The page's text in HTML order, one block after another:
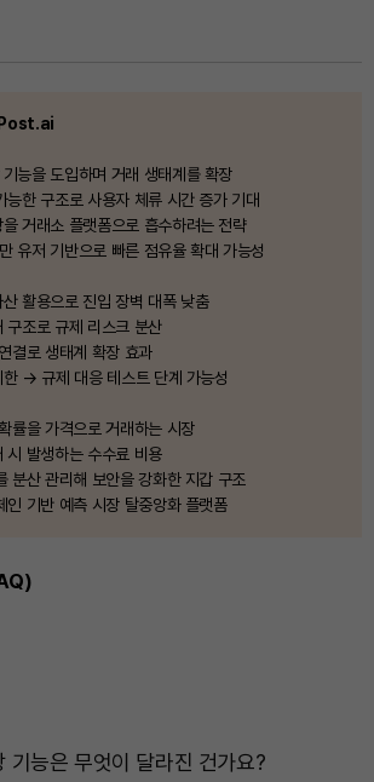
능을 도입하며 거래 생태계를 확장
능한 구조로 사용자 체류 시간 증가 기대
거래소 플랫폼으로 흡수하려는 전략
유저 기반으로 빠른 점유율 확대 가능성
활용으로 진입 장벽 대폭 낮춤
구조로 규제 리스크 분산
결로 생태계 확장 효과
한 → 규제 대응 테스트 단계 가능성
률을 가격으로 거래하는 시장
시 발생하는 수수료 비용
분산 관리해 보안을 강화한 지갑 구조
인 기반 예측 시장 탈중앙화 플랫폼
기능은 무엇이 달라진 건가요?